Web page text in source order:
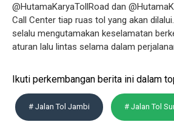
@HutamaKaryaTollRoad dan
Call Center tiap ruas tol yang akan
selalu mengutamakan keselamatan
aturan lalu lintas selama dalam
Ikuti perkembangan berita ini dalam
# Jalan Tol Jambi # Jalan Tol